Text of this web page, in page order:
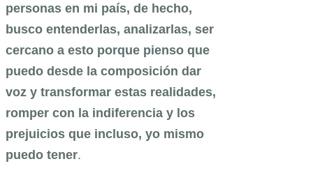
personas en mi país, de hecho,
busco entenderlas, analizarlas, ser
cercano a esto porque pienso que
puedo desde la composición dar
voz y transformar estas realidades,
romper con la indiferencia y los
prejuicios que incluso, yo mismo
puedo tener.